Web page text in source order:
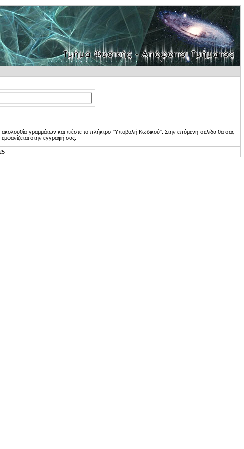
γραμμάτων και πιέστε το πλήκτρο "Υποβολή Κωδικού". Στην επόμενη σελίδα θα σας
στην εγγραφή σας.